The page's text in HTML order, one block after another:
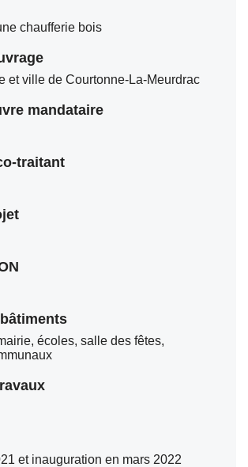
chaufferie bois
et ville de Courtonne-La-Meurdrac
mandataire
traitant
écoles, salle des fêtes,
et inauguration en mars 2022